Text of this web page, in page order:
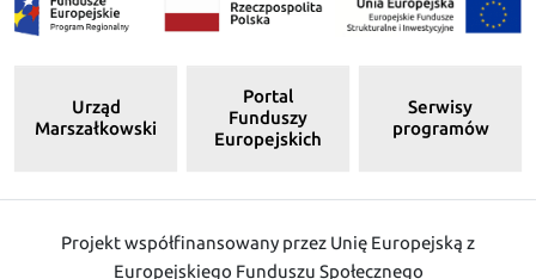
Urząd
Marszałkowski
Portal
Funduszy
Europejskich
Serwisy
programów
Projekt współfinansowany przez Unię Europejską z
Europejskiego Funduszu Społecznego